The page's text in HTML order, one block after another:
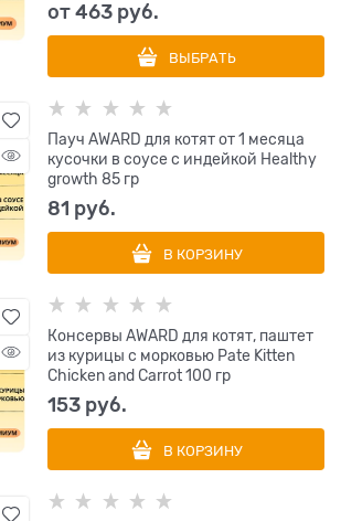
от463 руб.
ВЫБРАТЬ
Пауч AWARD для котят от 1 месяца
кусочки в соусе с индейкой Healthy
growth 85 гр
81 руб.
В КОРЗИНУ
Консервы AWARD для котят, паштет
из курицы с морковью Pate Kitten
Chicken and Carrot 100 гр
153 руб.
В КОРЗИНУ